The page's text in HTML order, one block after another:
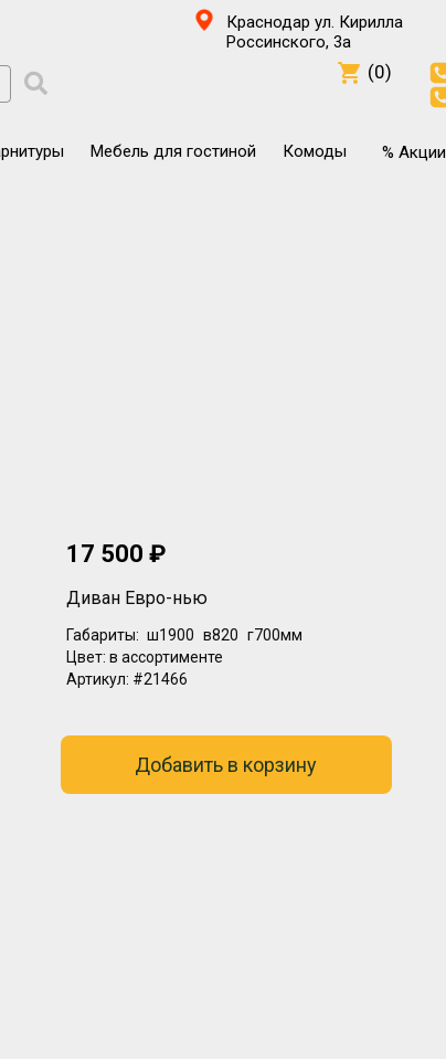
Краснодар ул. Кирилла
Россинского, 3а
Мебель для гостиной Комоды % Акции
(0)
17 500 ₽
Диван Евро-нью
Габариты: ш1900 в820 г700мм
Цвет: в ассортименте
Артикул: #21466
Добавить в корзину